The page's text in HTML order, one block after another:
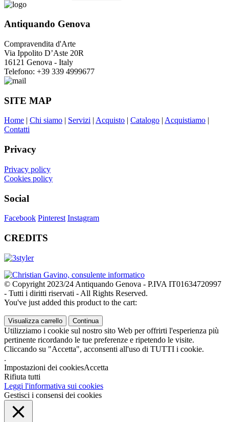
Antiquando Genova
Compravendita d'Arte
Via Ippolito D’Aste 20R
16121 Genova - Italy
Telefono: +39 339 4999677
SITE MAP
Home | Chi siamo | Servizi | Acquisto | Catalogo | Acquistiamo |
Contatti
Privacy
Privacy policy
Cookies policy
Social
Facebook Pinterest Instagram
CREDITS
© Copyright 2023/24 Antiquando Genova - P.IVA IT01634720997
- Tutti i diritti riservati - All Rights Reserved.
You've just added this product to the cart:
Visualizza carrello Continua
Utilizziamo i cookie sul nostro sito Web per offrirti l'esperienza più
pertinente ricordando le tue preferenze e ripetendo le visite.
Cliccando su "Accetta", acconsenti all'uso di TUTTI i cookie.
.
Impostazioni dei cookiesAccetta
Rifiuta tutti
Leggi l'informativa sui cookies
Gestisci i consensi dei cookies